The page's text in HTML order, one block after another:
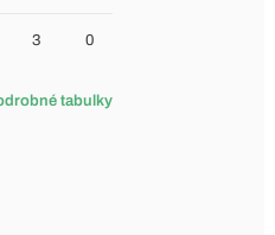
3 0
tabulky